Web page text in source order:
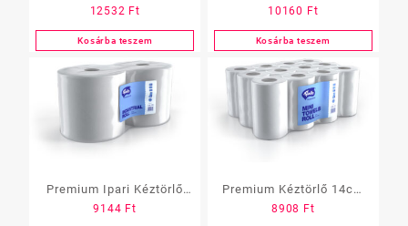
100%cell. toalettpapír
2rtg. 12 tek./#
12532 Ft
Kosárba teszem
toalettpapír 6tek/# (Z)
10160 Ft
Kosárba teszem
Premium Ipari Kéztörlő
26cm 244m 2rtg
9144 Ft
Premium Kéztörlő 14cm
2rtg. 100% cell. 50m/tek
8908 Ft